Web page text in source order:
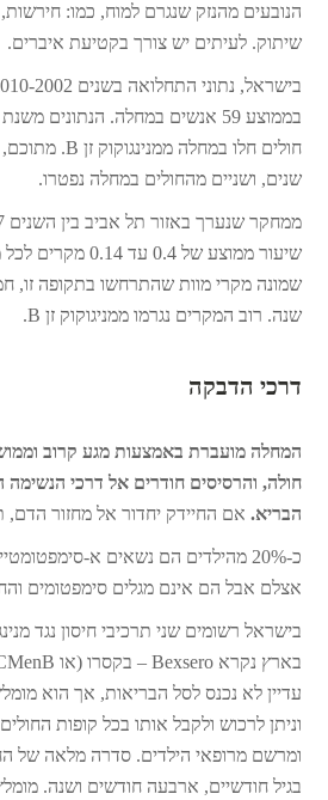
הנובעים מהנזק שנגרם למוח, כמו: חירשות,
שיתוק. לעיתים יש צורך בקטיעת איברים.
שנים, ושניים מהחולים במחלה נפטרו.
שיעור ממוצע של
שמונה מקרי מוות שהתרחשו בתקופה זו,
שנה. רוב המקרים נגרמו ממניגוקוק זן B.
דרכי הדבקה
המחלה מועברת באמצעות מגע קרוב
חולה, והרסיסים חודרים אל דרכי הנשימה
הבריא. אם החיידק יחדור אל מחזור
כ-20% מהילדים הם נשאים א-
אצלם אבל הם אינם מגלים סימפטומים
עדיין לא נכנס לסל הבריאות, אך הוא
וניתן לרכוש ולקבל אותו בכל קופות
ומרשם מרופאי הילדים. סדרה מלאה של
בגיל חודשיים, ארבעה חודשים ושנה.